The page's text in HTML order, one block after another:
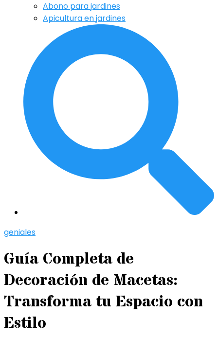
Abono para jardines
Apicultura en jardines
geniales
Guía Completa de
Decoración de Macetas:
Transforma tu Espacio con
Estilo